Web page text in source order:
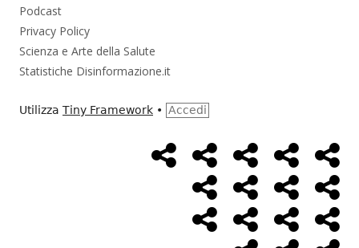
Podcast
Privacy Policy
Scienza e Arte della Salute
Statistiche Disinformazione.it
Utilizza Tiny Framework • Accedi
MenùHome
Page
Alimentazione
AmbienteBambini
Cancro ControlloEconomia
FarmaciMassoneriaNWO
Salute Storia